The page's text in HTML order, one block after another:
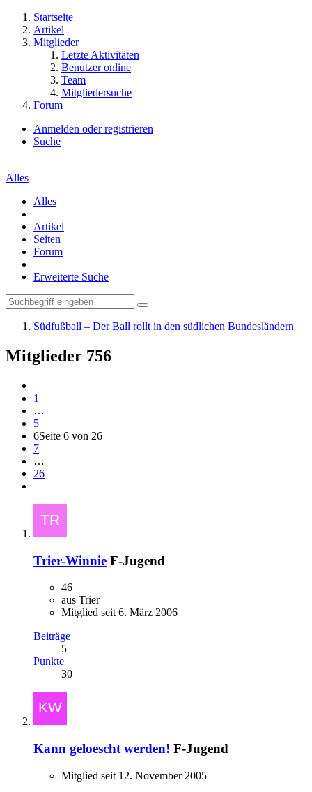
Startseite
Artikel
Mitglieder
Letzte Aktivitäten
Benutzer online
Team
Mitgliedersuche
Forum
Anmelden oder registrieren
Suche
Alles
Alles
Artikel
Seiten
Forum
Erweiterte Suche
Südfußball – Der Ball rollt in den südlichen Bundesländern
Mitglieder 756
1
…
5
6Seite 6 von 26
7
…
26
Trier-Winnie F-Jugend
46
aus Trier
Mitglied seit 6. März 2006
Beiträge
5
Punkte
30
Kann geloescht werden! F-Jugend
Mitglied seit 12. November 2005